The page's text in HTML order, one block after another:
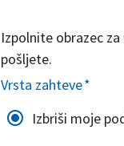
Izpolnite obrazec
pošljete.
Vrsta zahteve*
Izbriši moje